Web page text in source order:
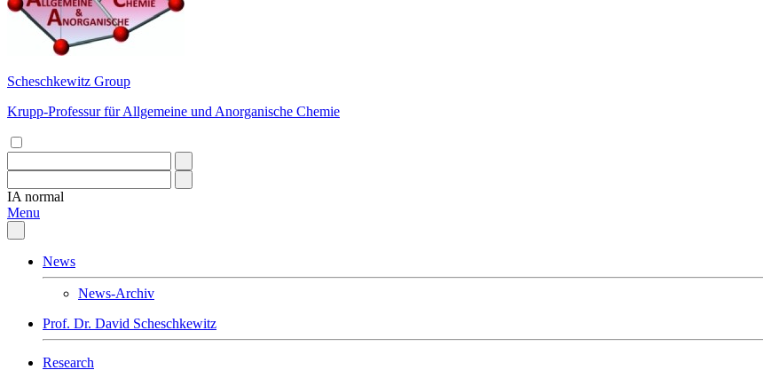
Scheschkewitz Group
Krupp-Professur für Allgemeine und Anorganische Chemie
IA normal
Menu
News
News-Archiv
Prof. Dr. David Scheschkewitz
Research